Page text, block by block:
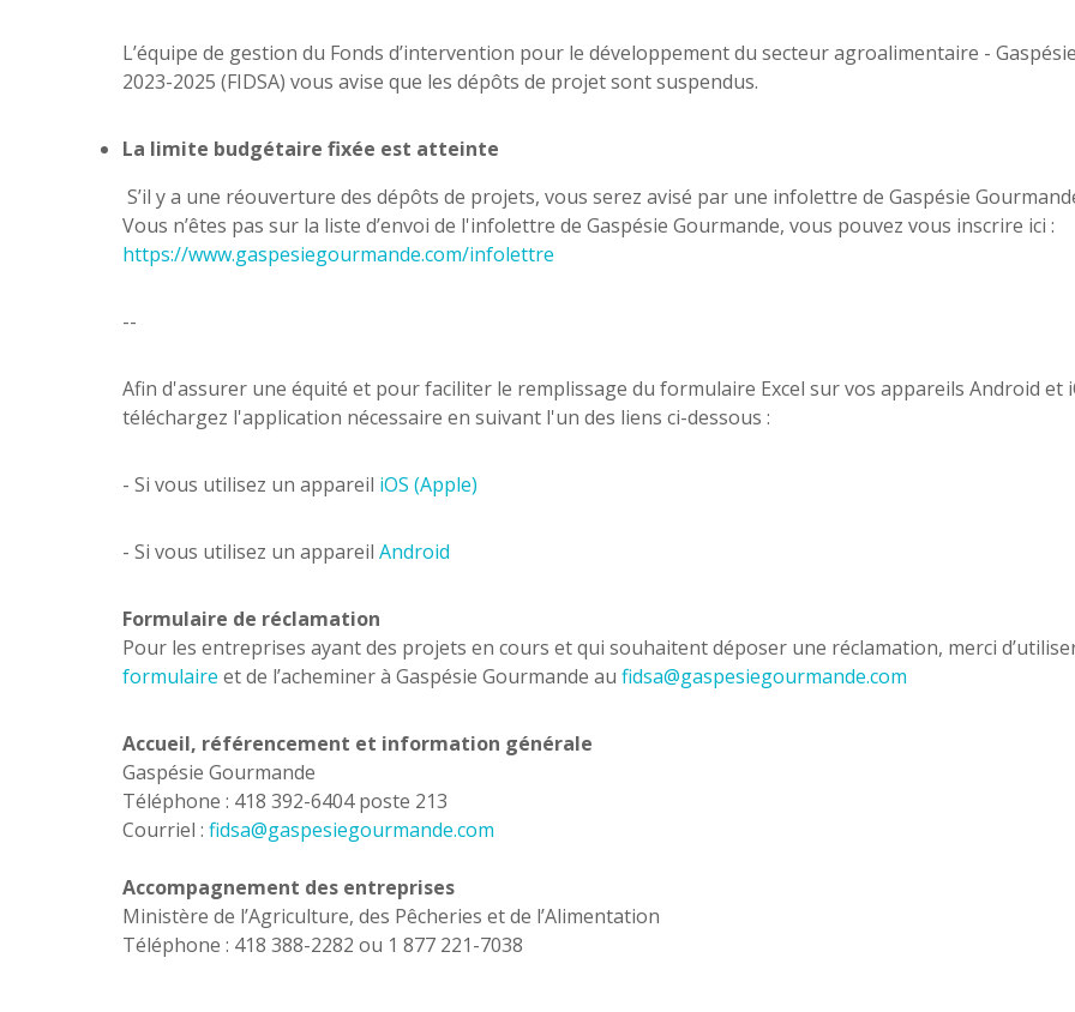
L’équipe de gestion du Fonds d’intervention pour le développement du secteur agroalimentaire - Gaspésie
2023-2025 (FIDSA) vous avise que les dépôts de projet sont suspendus.
La limite budgétaire fixée est atteinte
S’il y a une réouverture des dépôts de projets, vous serez avisé par une infolettre de Gaspésie
Vous n’êtes pas sur la liste d’envoi de l'infolettre de Gaspésie Gourmande, vous pouvez vous inscrire ici :
https://www.gaspesiegourmande.com/infolettre
--
Afin d'assurer une équité et pour faciliter le remplissage du formulaire Excel sur vos appareils Android et
téléchargez l'application nécessaire en suivant l'un des liens ci-dessous :
- Si vous utilisez un appareil iOS (Apple)
- Si vous utilisez un appareil Android
Formulaire de réclamation
Pour les entreprises ayant des projets en cours et qui souhaitent déposer une réclamation, merci
formulaire et de l’acheminer à Gaspésie Gourmande au fidsa@gaspesiegourmande.com
Accueil, référencement et information générale
Gaspésie Gourmande
Téléphone : 418 392-6404 poste 213
Courriel : fidsa@gaspesiegourmande.com
Accompagnement des entreprises
Ministère de l’Agriculture, des Pêcheries et de l’Alimentation
Téléphone : 418 388-2282 ou 1 877 221-7038